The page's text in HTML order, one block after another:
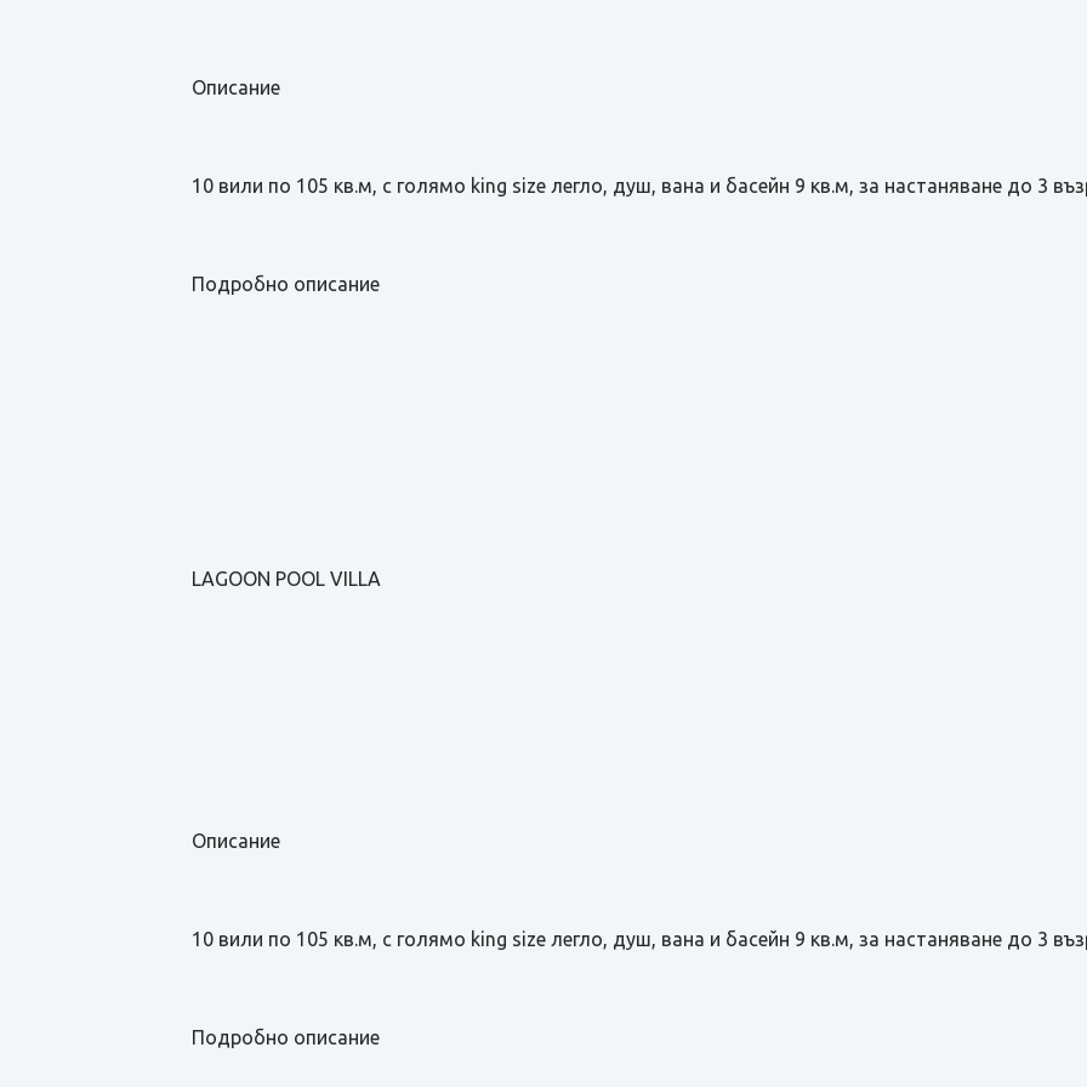
Описание
10 вили по 105 кв.м, с голямо king size легло, душ, вана и басейн 9 кв.м, за настаняване до 3
Подробно описание
LAGOON POOL VILLA
Описание
10 вили по 105 кв.м, с голямо king size легло, душ, вана и басейн 9 кв.м, за настаняване до 3
Подробно описание